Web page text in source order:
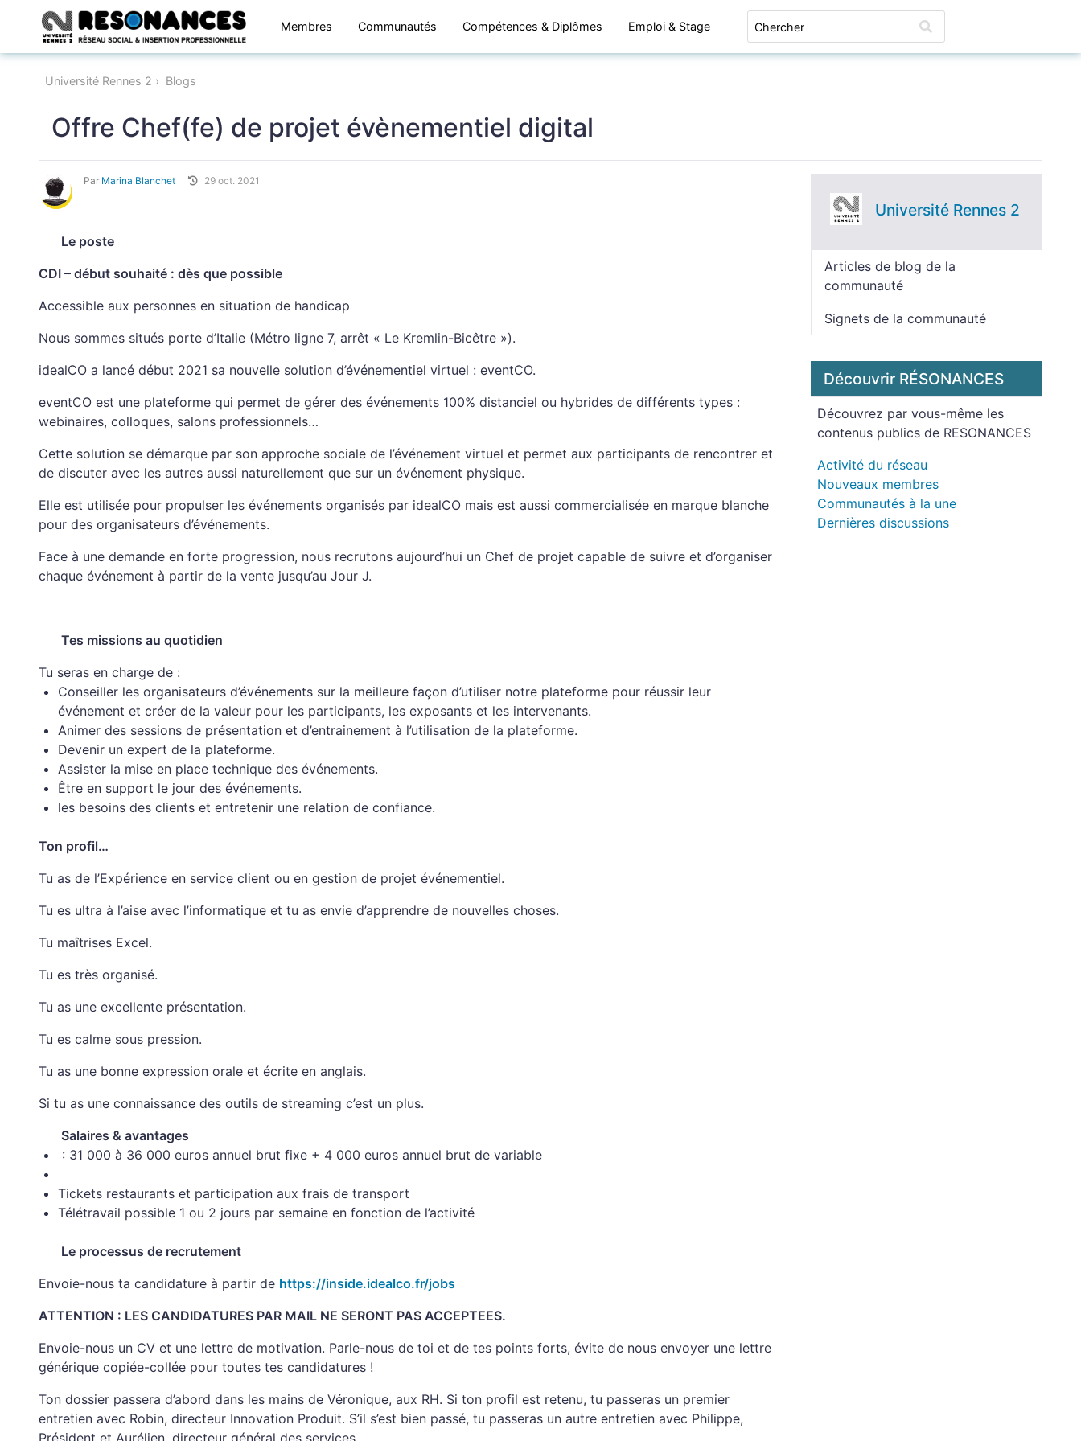
Membres Communautés Compétences & Diplômes Emploi & Stage
Université Rennes 2 Blogs
Offre Chef(fe) de projet évènementiel digital
Par Marina Blanchet 29 oct. 2021
Le poste
CDI – début souhaité : dès que possible
Accessible aux personnes en situation de handicap
Nous sommes situés porte d’Italie (Métro ligne 7, arrêt « Le Kremlin-Bicêtre »).
idealCO a lancé début 2021 sa nouvelle solution d’événementiel virtuel : eventCO.
eventCO est une plateforme qui permet de gérer des événements 100% distanciel ou hybrides de différents types :
webinaires, colloques, salons professionnels…
Cette solution se démarque par son approche sociale de l’événement virtuel et permet aux participants de rencontrer et
de discuter avec les autres aussi naturellement que sur un événement physique.
Elle est utilisée pour propulser les événements organisés par idealCO mais est aussi commercialisée en marque blanche
pour des organisateurs d’événements.
Face à une demande en forte progression, nous recrutons aujourd’hui un Chef de projet capable de suivre et d’organiser
chaque événement à partir de la vente jusqu’au Jour J.
Tes missions au quotidien
Tu seras en charge de :
Conseiller les organisateurs d’événements sur la meilleure façon d’utiliser notre plateforme pour réussir leur
événement et créer de la valeur pour les participants, les exposants et les intervenants.
Animer des sessions de présentation et d’entrainement à l’utilisation de la plateforme.
Devenir un expert de la plateforme.
Assister la mise en place technique des événements.
Être en support le jour des événements.
les besoins des clients et entretenir une relation de confiance.
Ton profil…
Tu as de l’Expérience en service client ou en gestion de projet événementiel.
Tu es ultra à l’aise avec l’informatique et tu as envie d’apprendre de nouvelles choses.
Tu maîtrises Excel.
Tu es très organisé.
Tu as une excellente présentation.
Tu es calme sous pression.
Tu as une bonne expression orale et écrite en anglais.
Si tu as une connaissance des outils de streaming c’est un plus.
Salaires & avantages
: 31 000 à 36 000 euros annuel brut fixe + 4 000 euros annuel brut de variable
Tickets restaurants et participation aux frais de transport
Télétravail possible 1 ou 2 jours par semaine en fonction de l’activité
Le processus de recrutement
Envoie-nous ta candidature à partir de https://inside.idealco.fr/jobs
ATTENTION : LES CANDIDATURES PAR MAIL NE SERONT PAS ACCEPTEES.
Envoie-nous un CV et une lettre de motivation. Parle-nous de toi et de tes points forts, évite de nous envoyer une lettre
générique copiée-collée pour toutes tes candidatures !
Ton dossier passera d’abord dans les mains de Véronique, aux RH. Si ton profil est retenu, tu passeras un premier
entretien avec Robin, directeur Innovation Produit. S’il s’est bien passé, tu passeras un autre entretien avec Philippe,
Président et Aurélien, directeur général des services.
Université Rennes 2
Articles de blog de la
communauté
Signets de la communauté
Découvrir RÉSONANCES
Découvrez par vous-même les
contenus publics de RESONANCES
Activité du réseau
Nouveaux membres
Communautés à la une
Dernières discussions